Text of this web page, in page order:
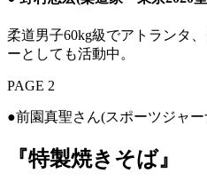
柔道男子60kg級でアトランタ
ーとしても活動中。
PAGE 2
●前園真聖さん(スポーツジャ
『特製焼きそば』